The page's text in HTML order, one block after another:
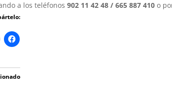
a los teléfonos902 11 42 48 / 665 887 410 o